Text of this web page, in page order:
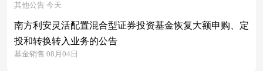
其他公告 今天
南方利安灵活配置混合型证券投资基金恢复大额申购、定
投和转换转入业务的公告
基金销售 08月04日